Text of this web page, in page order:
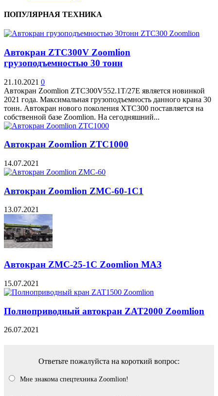
ПОПУЛЯРНАЯ ТЕХНИКА
Автокран ZTC300V Zoomlion
грузоподъемностью 30 тонн
21.10.2021 0
Автокран Zoomlion ZTC300V552.1T/27E является новинкой
2021 года. Максимальная грузоподъемность данного крана 30
тонн. Автокран нового поколения XTC300 поставляется на
собственной базе Zoomlion. На сегодняшний...
Автокран Zoomlion ZTC1000
14.07.2021
Автокран Zoomlion ZMC-60-1C1
13.07.2021
Автокран ZMC-25-1С Zoomlion МАЗ
15.07.2021
Полноприводный автокран ZAT2000 Zoomlion
26.07.2021
Ответьте пожалуйста на короткий вопрос:
Мне знакома спецтехника Zoomlion!